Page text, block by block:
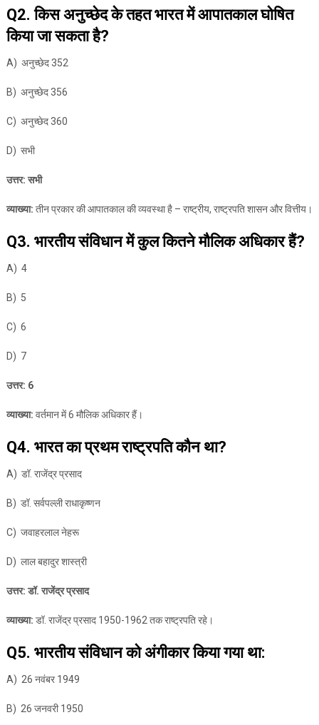
Q2. किस अनुच्छेद के तहत भारत में आपातकाल घोषित
किया जा सकता है?
A) अनुच्छेद 352
B) अनुच्छेद 356
C) अनुच्छेद 360
D) सभी
उत्तर: सभी
व्याख्या: तीन प्रकार की आपातकाल की व्यवस्था है – राष्ट्रीय, राष्ट्रपति शासन और वित्तीय।
Q3. भारतीय संविधान में कुल कितने मौलिक अधिकार हैं?
A) 4
B) 5
C) 6
D) 7
उत्तर: 6
व्याख्या: वर्तमान में 6 मौलिक अधिकार हैं।
Q4. भारत का प्रथम राष्ट्रपति कौन था?
A) डॉ. राजेंद्र प्रसाद
B) डॉ. सर्वपल्ली राधाकृष्णन
C) जवाहरलाल नेहरू
D) लाल बहादुर शास्त्री
उत्तर: डॉ. राजेंद्र प्रसाद
व्याख्या: डॉ. राजेंद्र प्रसाद 1950-1962 तक राष्ट्रपति रहे।
Q5. भारतीय संविधान को अंगीकार किया गया था:
A) 26 नवंबर 1949
B) 26 जनवरी 1950